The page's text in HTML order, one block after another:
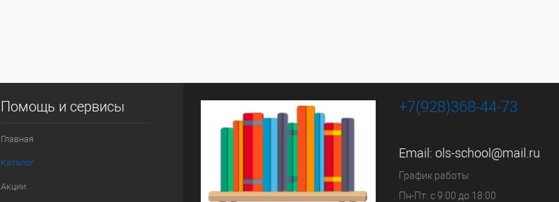
Помощь и сервисы
Главная
Каталог
Акции
+7(928)368-44-73
Email: ols-school@mail.ru
График работы
Пн-Пт: с 9:00 до 18:00